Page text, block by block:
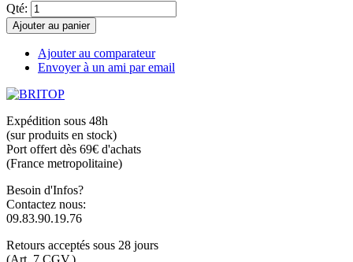
Qté:
Ajouter au panier
Ajouter au comparateur
Envoyer à un ami par email
Expédition sous 48h
(sur produits en stock)
Port offert dès 69€ d'achats
(France metropolitaine)
Besoin d'Infos?
Contactez nous:
09.83.90.19.76
Retours acceptés sous 28 jours
(Art. 7 CGV.)